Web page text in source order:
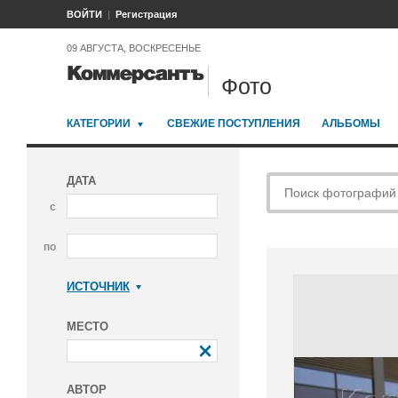
ВОЙТИ Регистрация
09 АВГУСТА, ВОСКРЕСЕНЬЕ
Фото
КАТЕГОРИИ СВЕЖИЕ ПОСТУПЛЕНИЯ АЛЬБОМЫ
ДАТА
с
по
ИСТОЧНИК
МЕСТО
АВТОР